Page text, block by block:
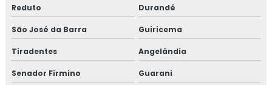
Reduto Durandé
São José da Barra Guiricema
Tiradentes Angelândia
Senador Firmino Guarani